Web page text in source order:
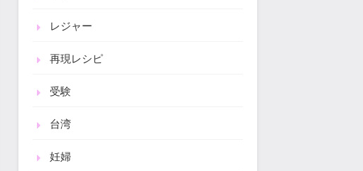
レジャー
再現レシピ
受験
台湾
妊婦